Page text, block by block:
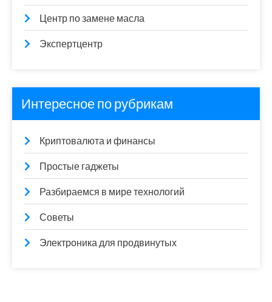
Центр по замене масла
Экспертцентр
Интересное по рубрикам
Криптовалюта и финансы
Простые гаджеты
Разбираемся в мире технологий
Советы
Электроника для продвинутых